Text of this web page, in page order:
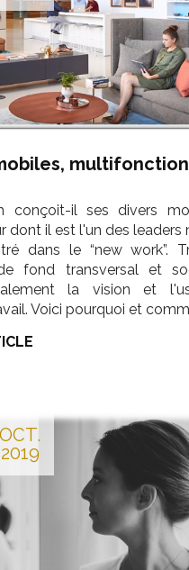
conçoit-il ses divers
dont il est l'un des leaders
dans le “new work”.
fond transversal et
la vision et
Voici pourquoi et
OCT.
2019